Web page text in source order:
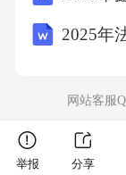
动注射器筒
射器筒，在
网站客服
举报 分享